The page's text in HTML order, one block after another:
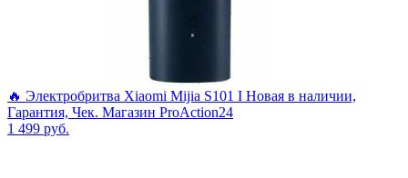
🔥 Электробритва Xiaomi Mijia S101 I Новая в наличии,
Гарантия, Чек. Магазин ProAction24
1 499 руб.